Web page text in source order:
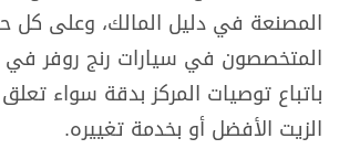
المصنعة في دليل المالك، وعلى كل
المتخصصون في سيارات رنج روفر في
باتباع توصيات المركز بدقة سواء تعلق
الزيت الأفضل أو بخدمة تغييره.